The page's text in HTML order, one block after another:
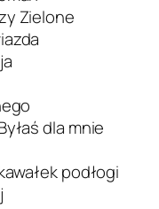
Zielone
dla mnie
podłogi